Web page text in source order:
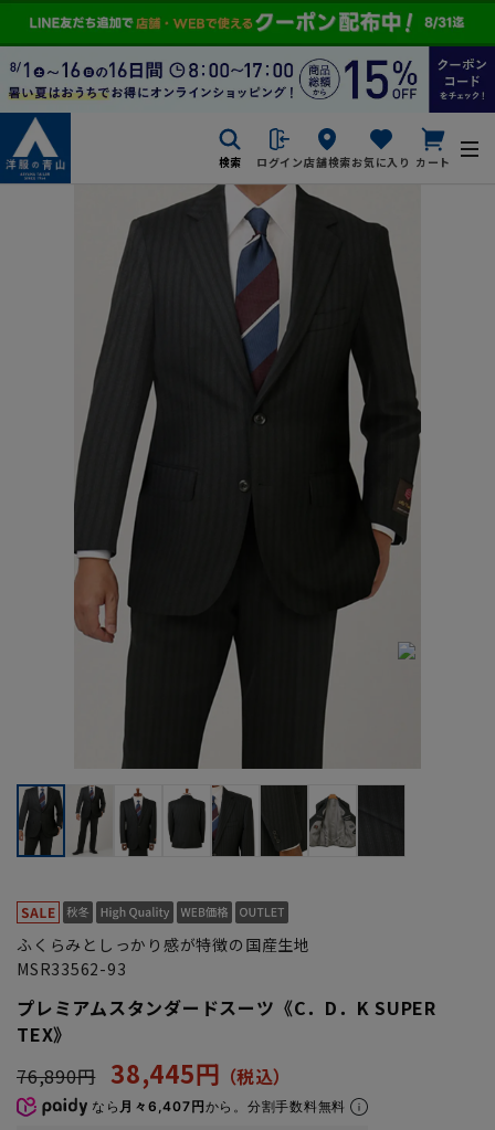
検索 ログイン店舗検索お気に入り カート
ふくらみとしっかり感が特徴の国産生地
MSR33562-93
プレミアムスタンダードスーツ《C．D．K SUPER
TEX》
76,890円 38,445円
なら 月々6,407円から。分割手数料無料